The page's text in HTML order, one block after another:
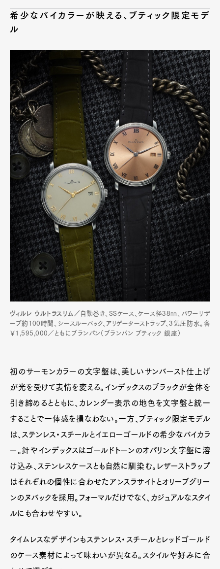
希少なバイカラーが映える、ブティック限定モデ
ル
ヴィルレ ウルトラスリム／ 自動巻き、SSケース、ケース径38㎜、パワーリザ
ーブ約100時間、シースルーバック、アリゲーターストラップ、3気圧防水。各
￥1,595,000／ともにブランパン（ブランパン ブティック 銀座）
初のサーモンカラーの文字盤は、美しいサンバースト仕上げ
が光を受けて表情を変える。インデックスのブラックが全体を
引き締めるとともに、カレンダー表示の地色を文字盤と統一
することで一体感を損なわない。一方、ブティック限定モデル
は、ステンレス・スチールとイエローゴールドの希少なバイカラ
ー。針やインデックスはゴールドトーンのオパリン文字盤に溶
け込み、ステンレスケースとも自然に馴染む。レザーストラップ
はそれぞれの個性に合わせたアンスラサイトとオリーブグリー
ンのヌバックを採用。フォーマルだけでなく、カジュアルなスタイ
ルにも合わせやすい。
タイムレスなデザインもステンレス・スチールとレッドゴールド
のケース素材によって味わいが異なる。スタイルや好みに合